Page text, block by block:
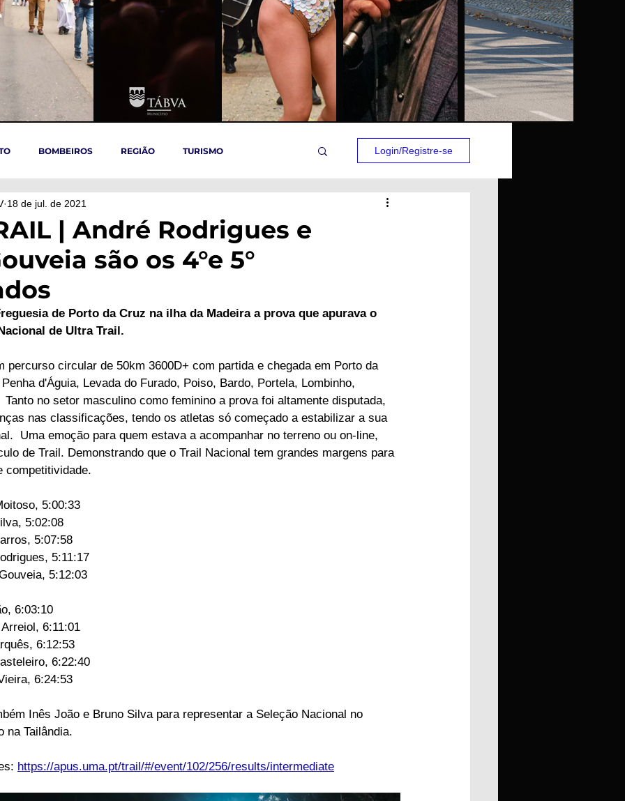
BOMBEIROS REGIÃO TURISMO
TÁBUA ARGANIL
19 ARTIGOS Politica POLITICA
ELEIÇÕES SABORES E SABERES TEMPO
Login/Registre-se
| André Rodrigues e
são os 4°e 5°
18 de jul. de 2021
de Porto da Cruz na ilha da Madeira a prova que apurava o
de Ultra Trail.
percurso circular de 50km 3600D+ com partida e chegada em Porto da
d'Águia, Levada do Furado, Poiso, Bardo, Portela, Lombinho,
Tanto no setor masculino como feminino a prova foi altamente disputada,
nas classificações, tendo os atletas só começado a estabilizar a sua
Uma emoção para quem estava a acompanhar no terreno ou on-line,
de Trail. Demonstrando que o Trail Nacional tem grandes margens para
competitividade.
5:00:33
Bruno Silva, 5:02:08
Pedro Barros, 5:07:58
André Rodrigues, 5:11:17
Romeu Gouveia, 5:12:03
6:03:10
Cristina Arreiol, 6:11:01
Inês Marquês, 6:12:53
Nádia Casteleiro, 6:22:40
Marisa Vieira, 6:24:53
Inês João e Bruno Silva para representar a Seleção Nacional no
na Tailândia.
https://apus.uma.pt/trail/#/event/102/256/results/intermediate